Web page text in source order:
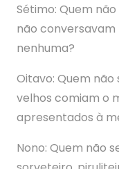
Sétimo: Quem
não
nenhuma?
Oitavo: Quem não
velhos comiam o
apresentados à
Nono: Quem não